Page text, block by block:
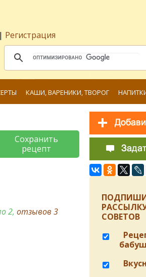
| Регистрация
КАШИ, ВАРЕНИКИ, ТВОРОГ
Сохранить
рецепт
2,отзывов3
СОВЕТОВ